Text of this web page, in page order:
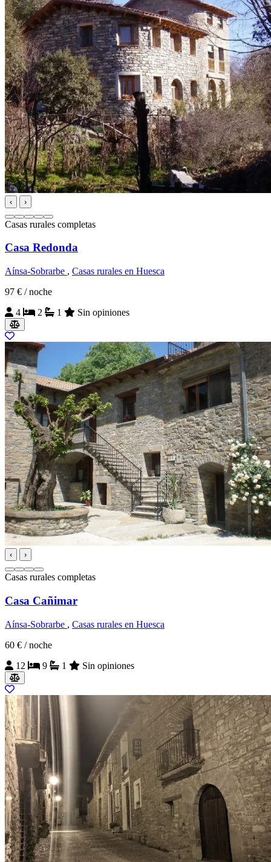
‹ ›
Casas rurales completas
Casa Redonda
Aínsa-Sobrarbe , Casas rurales en Huesca
97 € / noche
4
2 1 Sin opiniones
‹ ›
Casas rurales completas
Casa Cañimar
Aínsa-Sobrarbe , Casas rurales en Huesca
60 € / noche
12
9 1 Sin opiniones